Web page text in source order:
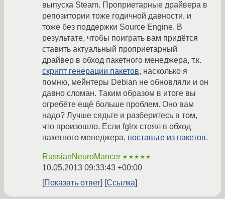
выпуска Steam. Проприетарные драйвера в
репозитории тоже годичной давности, и
тоже без поддержки Source Engine. В
результате, чтобы поиграть вам придётся
ставить актуальный проприетарный
драйвер в обход пакетного менеджера, т.к.
скрипт генерации пакетов, насколько я
помню, мейнтеры Debian не обновляли и он
давно сломан. Таким образом в итоге вы
огребёте ещё больше проблем. Оно вам
надо? Лучше сядьте и разберитесь в том,
что произошло. Если fglrx стоял в обход
пакетного менеджера, поставьте из пакетов.
RussianNeuroMancer ★★★★★
10.05.2013 09:33:43 +00:00
Показать ответ
Ссылка